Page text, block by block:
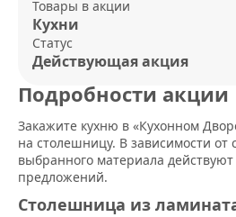
Товары в акции
Кухни
Статус
Действующая акция
Подробности акции
Закажите кухню в «Кухонном
на столешницу. В зависимости от
выбранного материала действуют
предложений.
Столешница из